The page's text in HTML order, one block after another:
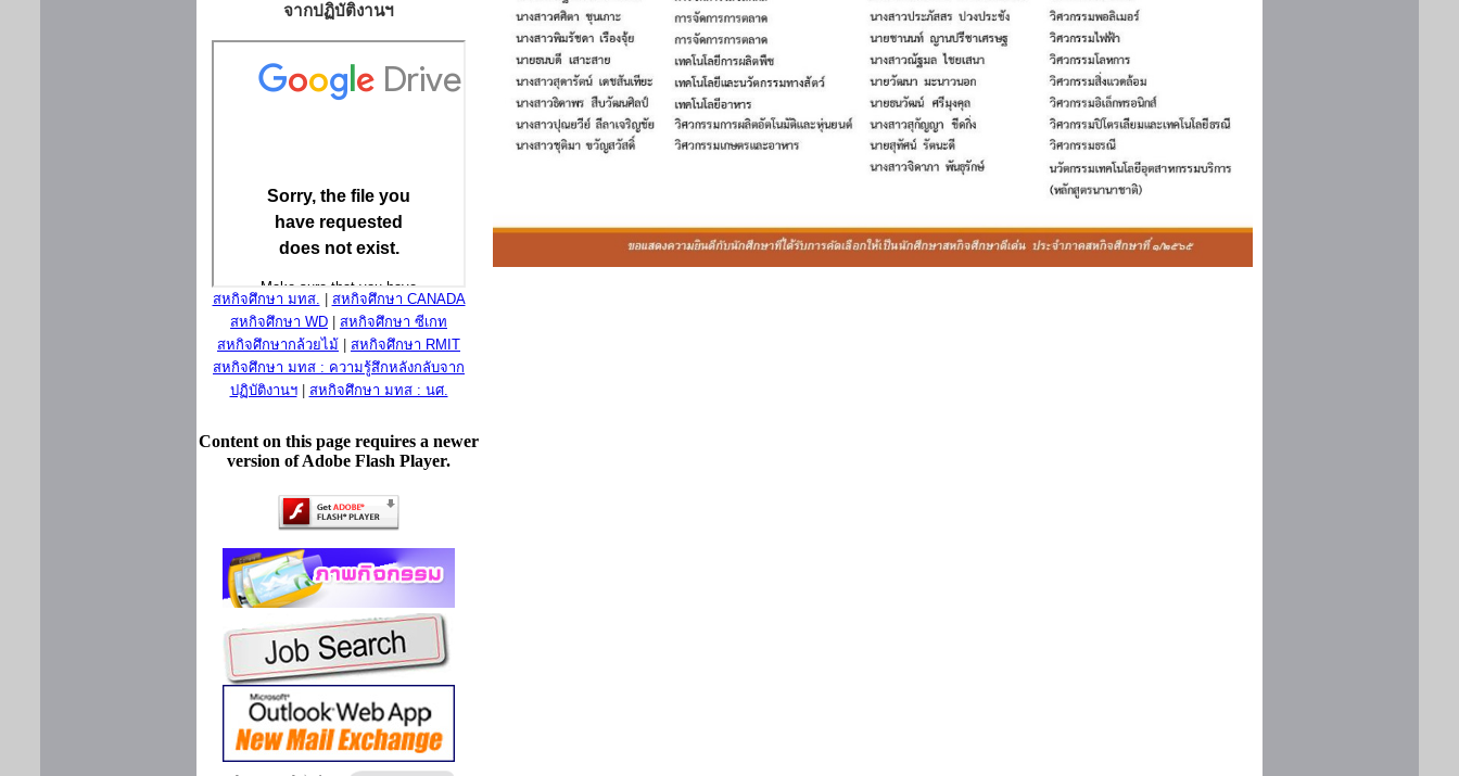
จากปฏิบัติงานฯ
สหกิจศึกษา มทส.
สหกิจศึกษา CANADA
สหกิจศึกษา WD
สหกิจศึกษา ซีเกท
สหกิจศึกษากล้วยไม้
สหกิจศึกษา RMIT
สหกิจศึกษา มทส : ความรู้สึกหลังกลับจาก
ปฏิบัติงานฯ| สหกิจศึกษา มทส : นศ.
Content on this page requires a newer
version of Adobe Flash Player.